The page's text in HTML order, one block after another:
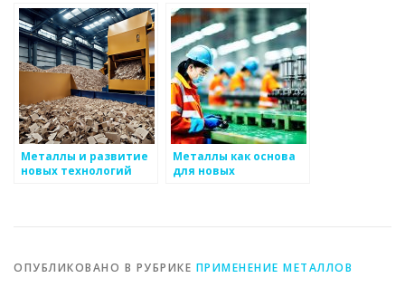
концепции
Металлы и развитие
новых технологий
Металлы как основа
для новых
ОПУБЛИКОВАНО В РУБРИКЕ ПРИМЕНЕНИЕ МЕТАЛЛОВ